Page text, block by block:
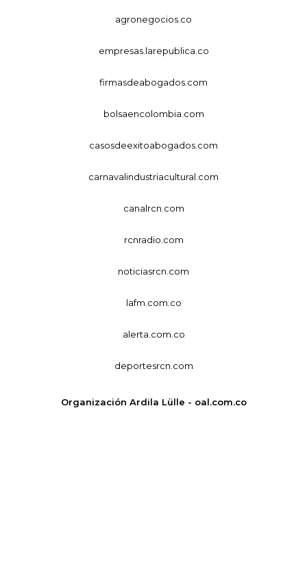
agronegocios.co
empresas.larepublica.co
firmasdeabogados.com
bolsaencolombia.com
casosdeexitoabogados.com
carnavalindustriacultural.com
canalrcn.com
rcnradio.com
noticiasrcn.com
lafm.com.co
alerta.com.co
deportesrcn.com
Organización Ardila Lülle - oal.com.co